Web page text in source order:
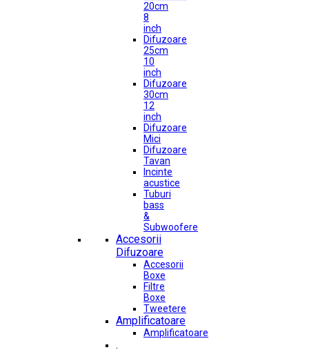
20cm
8
inch
Difuzoare
25cm
10
inch
Difuzoare
30cm
12
inch
Difuzoare
Mici
Difuzoare
Tavan
Incinte
acustice
Tuburi
bass
&
Subwoofere
Accesorii
Difuzoare
Accesorii
Boxe
Filtre
Boxe
Tweetere
Amplificatoare
Amplificatoare
.